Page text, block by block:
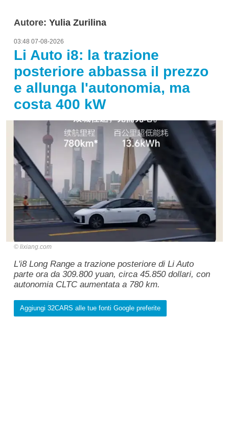
Autore: Yulia Zurilina
03:48 07-08-2026
Li Auto i8: la trazione
posteriore abbassa il prezzo
e allunga l'autonomia, ma
costa 400 kW
lixiang.com
L'i8 Long Range a trazione posteriore di Li Auto
parte ora da 309.800 yuan, circa 45.850 dollari, con
autonomia CLTC aumentata a 780 km.
Aggiungi 32CARS alle tue fonti Google preferite